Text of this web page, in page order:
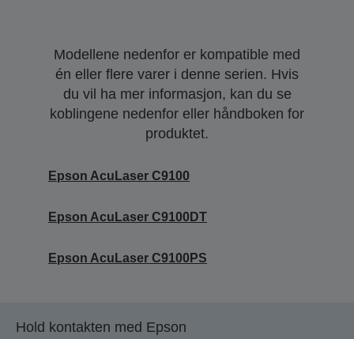
Modellene nedenfor er kompatible med
én eller flere varer i denne serien. Hvis
du vil ha mer informasjon, kan du se
koblingene nedenfor eller håndboken for
produktet.
Epson AcuLaser C9100
Epson AcuLaser C9100DT
Epson AcuLaser C9100PS
Hold kontakten med Epson